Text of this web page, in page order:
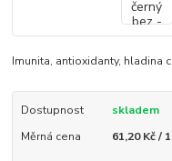
Imunita, antioxidanty, hladina
Dostupnost
skladem
Měrná cena
61,20 Kč /